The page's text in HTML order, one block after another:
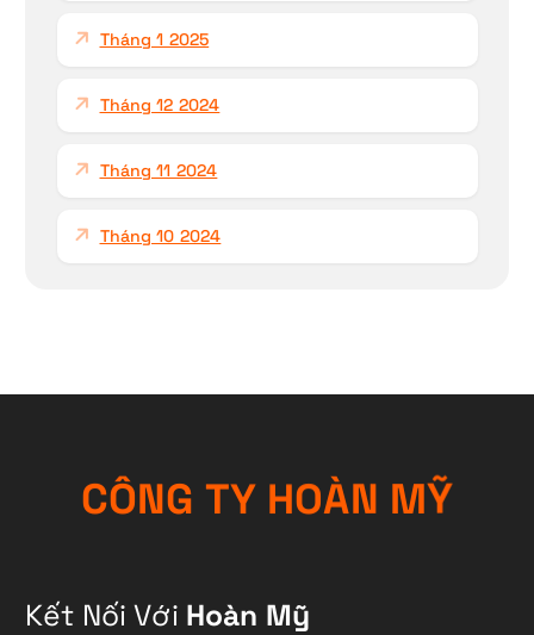
Tháng 1 2025
Tháng 12 2024
Tháng 11 2024
Tháng 10 2024
CÔNG TY HOÀN MỸ
Kết Nối Với Hoàn Mỹ